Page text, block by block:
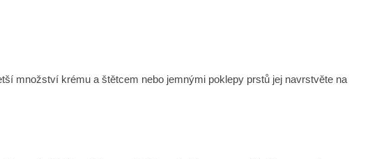
množství krému a štětcem nebo jemnými poklepy prstů jej navrstvěte na